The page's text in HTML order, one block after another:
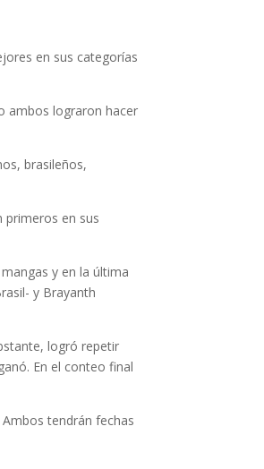
en sus categorías
ambos lograron hacer
brasileños,
primeros en sus
y en la última
y Brayanth
logró repetir
En el conteo final
tendrán fechas